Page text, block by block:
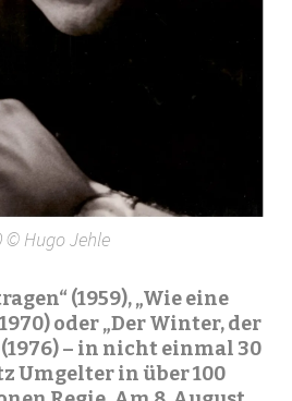
© Hugo Jehle
(1959), „Wie eine
oder „Der Winter, der
– in nicht einmal 30
Umgelter in über 100